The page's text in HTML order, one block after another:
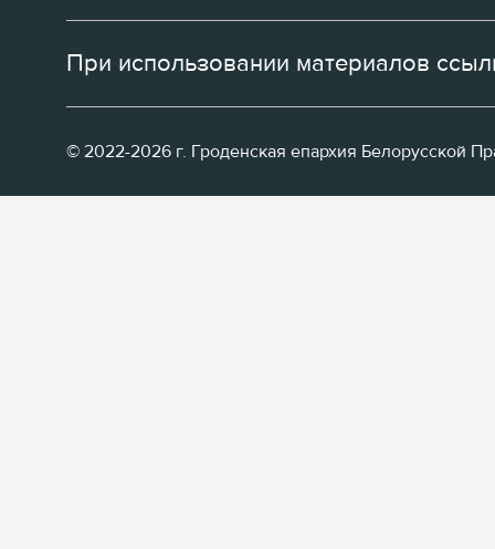
При использовании материалов
© 2022-2026 г. Гроденская епархия Белорусской